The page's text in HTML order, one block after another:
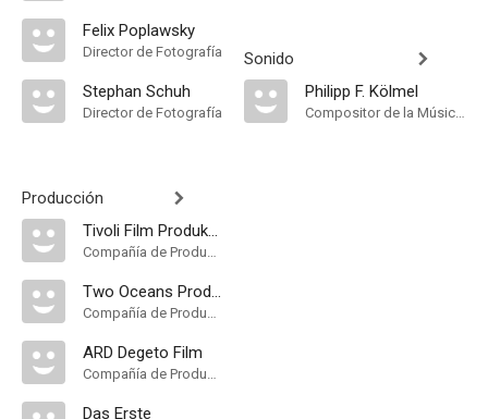
Felix Poplawsky
Director de Fotografía
Stephan Schuh
Director de Fotografía
Producción
Tivoli Film Produktion
Compañía de Produccion
Two Oceans Production
Compañía de Produccion
ARD Degeto Film
Compañía de Produccion
Das Erste
Sonido
Philipp F. Kölmel
Compositor de la Música Original, Música